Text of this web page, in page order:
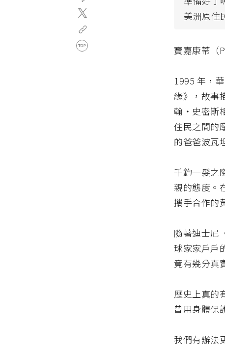
美洲原住
寶嘉康蒂（
1995 年，
緣》，故事
翰・史密斯
住民之間的
的爸爸波瓦
千鈞一髮之
親的態度。
攜手合作的
隨著迪士尼
球家家戶戶
竟有幾分
歷史上真的
曾用身體保
我們有辦法